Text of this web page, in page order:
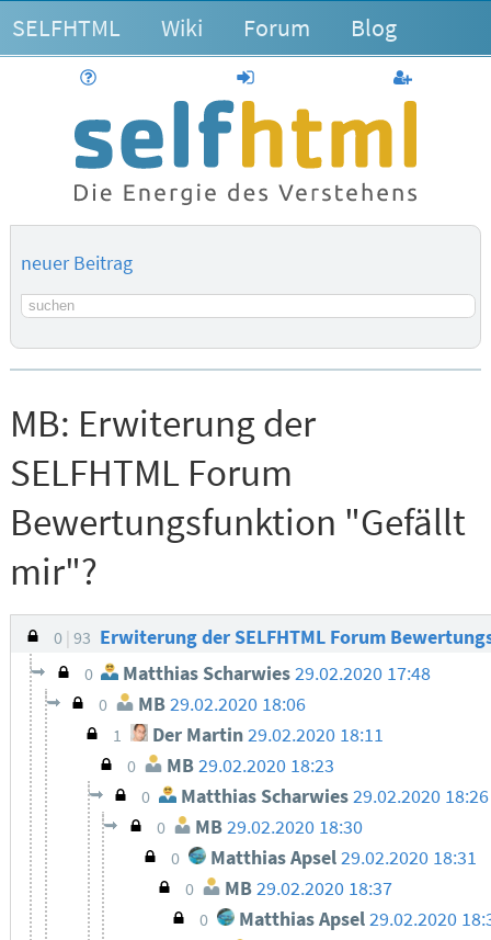
SELFHTML Wiki Forum Blog
anmelden
neuer Beitrag
Suchbegriff
MB: Erwiterung der
SELFHTML Forum
Bewertungsfunktion "Gefällt
mir"?
0 93 Erwiterung der SELFHTML Forum
0 Matthias Scharwies29.02.2020 17:48
0 MB 29.02.2020 18:06
1 Der Martin29.02.2020 18:11
0 MB29.02.2020 18:23
0 Matthias Scharwies29.02.2020 18:26
0 MB29.02.2020 18:30
0 Matthias Apsel 29.02.2020 18:31
0 MB29.02.2020 18:37
0 Matthias Apsel29.02.2020